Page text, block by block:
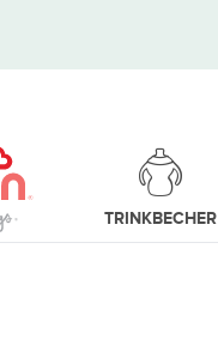
TRINKBECHER